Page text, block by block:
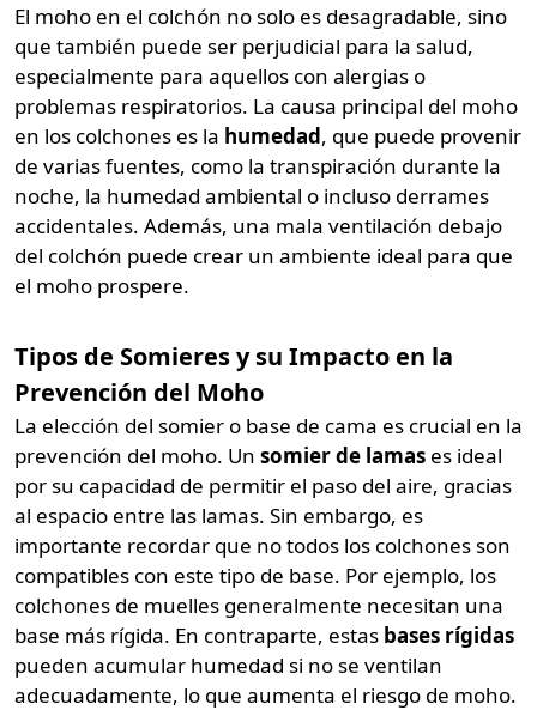
El moho en el colchón no solo es desagradable, sino
que también puede ser perjudicial para la salud,
especialmente para aquellos con alergias o
problemas respiratorios. La causa principal del moho
en los colchones es la humedad, que puede provenir
de varias fuentes, como la transpiración durante la
noche, la humedad ambiental o incluso derrames
accidentales. Además, una mala ventilación debajo
del colchón puede crear un ambiente ideal para que
el moho prospere.
Tipos de Somieres y su Impacto en la
Prevención del Moho
La elección del somier o base de cama es crucial en la
prevención del moho. Un somier de lamas es ideal
por su capacidad de permitir el paso del aire, gracias
al espacio entre las lamas. Sin embargo, es
importante recordar que no todos los colchones son
compatibles con este tipo de base. Por ejemplo, los
colchones de muelles generalmente necesitan una
base más rígida. En contraparte, estas bases rígidas
pueden acumular humedad si no se ventilan
adecuadamente, lo que aumenta el riesgo de moho.